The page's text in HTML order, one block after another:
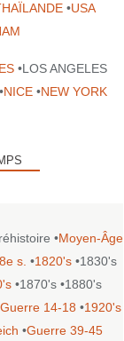
•USA
•LOS ANGELES
•NICE •NEW YORK
•Moyen-Âge
s. •1820's •1830's
•1870's •1880's
Guerre 14-18 •1920's
•Guerre 39-45